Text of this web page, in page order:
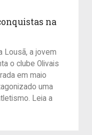
na
Lousã, a jovem
o clube Olivais
em maio
uma
Leia a